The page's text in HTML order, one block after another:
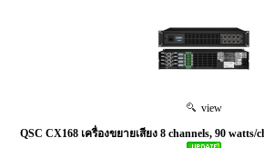
view
QSC CX168 เครื่องขยายเสียง 8 channels, 90 watts/